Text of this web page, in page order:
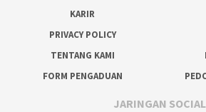
KARIR
PRIVACY POLICY
TENTANG KAMI
FORM PENGADUAN
JARINGAN SOCIAL